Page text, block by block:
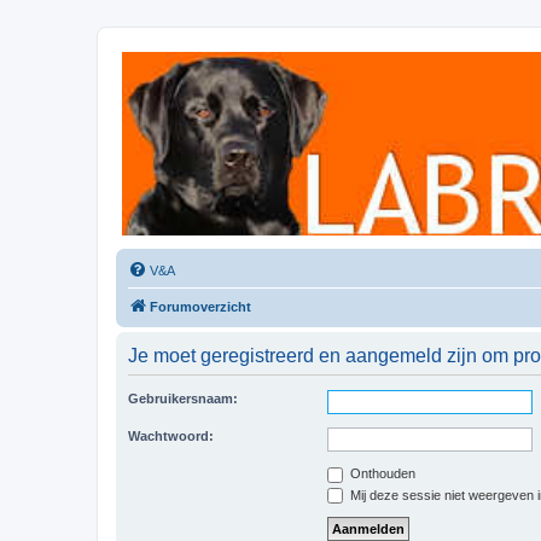
Labradorforum
Het gezelligste Labradorforum van Nederland en België!
V&A
Forumoverzicht
Je moet geregistreerd en aangemeld zijn om
Gebruikersnaam:
Wachtwoord:
Onthouden
Mij deze sessie niet weergeven